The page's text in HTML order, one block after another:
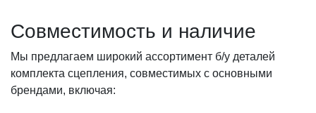
Совместимость и наличие
Мы предлагаем широкий ассортимент б/у деталей
комплекта сцепления, совместимых с основными
брендами, включая: